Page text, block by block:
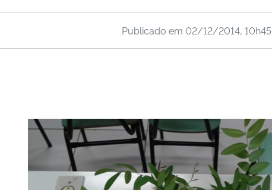
Publicado em 02/12/2014, 10h45